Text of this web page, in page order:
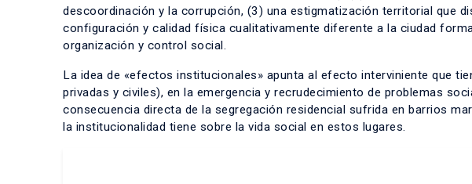
descoordinación y la corrupción, (3) una estigmatización territorial que
configuración y calidad física cualitativamente diferente a la ciudad
organización y control social.
La idea de «efectos institucionales» apunta al efecto interviniente que
privadas y civiles), en la emergencia y recrudecimiento de problemas
consecuencia directa de la segregación residencial sufrida en barrios
la institucionalidad tiene sobre la vida social en estos lugares.